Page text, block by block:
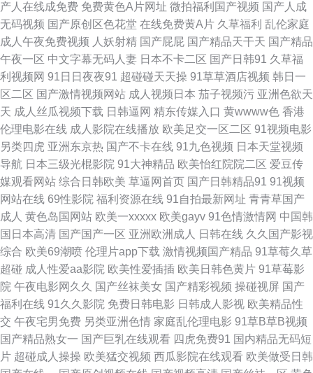
线看 91原创国产 在线视频第一页 天堂ab精 青青草视频 国产午夜在线视频
美欧AAA片 久久黄色视频网 国产精品草草草草 超碰在线国产日韩 ts人妖干
美女 91网站永久 91的美女视频真人版 亚洲欧美福利导航 亚洲精品一区瑟瑟
后入 色综合一本道 日韩福利社区 久久午夜伦理福利 久久di AV资源男人站
91激情 无码人妻1206 久久高潮 91网站推荐在线看 91视频网站免费视频 成
人性视频 97操电影院 91社国产在线看 91茄子水蜜桃 91cvom网站 性爱影音
91资源人妻超碰 91传媒网视频 91超碰在线人人操 日韩熟女合集久久 肏屄小
视频吧 亚洲色图欧美色图天美 婷婷五月天色婷 超碰亚洲日韩 91楼胸 日本在
线不卡一区 老司机私人影院 国产色在线色 超碰国产在线久草91 福利姬91福
利在线 久久国产天堂 国产精成人品 av网站网址在线免费 成人片在线看 97福
利导航 91福利导航青青草 无码不卡熟妇 欧美a在 日韩中文亚洲丝袜综合 日
产人在线成免费 免费黄色A片网址 微拍福利国产视频 国产人成
无码视频 国产原创区色花堂 在线免费黄A片 久草福利 乱伦家庭
成人午夜免费视频 人妖射精 国产屁屁 国产精品天干天 国产精品
午夜一区 中文字幕无码人妻 日本不卡二区 国产日韩91 久草福
利视频网 91日日夜夜91 超碰碰天天操 91草草酒店视频 韩日一
区二区 国产激情视频网站 成人视频日本 茄子视频污 亚洲色欲天
天 成人丝瓜视频下载 日韩逼网 精东传媒入口 黄wwww色 香港
伦理电影在线 成人影院在线播放 欧美足交一区二区 91视频电影
另类四虎 亚洲东京热 国产不卡在线 91九色视频 日本天堂视频
导航 日本三级光棍影院 91大神精品 欧美怡红院院二区 爱豆传
媒观看网站 综合日韩欧美 草逼网首页 国产日韩精品91 91视频
网站在线 69性影院 福利资源在线 91自拍最新网址 青青草国产
成人 黄色岛国网站 欧美一xxxxx 欧美gayv 91色情激情网 中国韩
国日本高清 国产国产一区 亚洲欧洲成人 日韩在线 久久国产影视
综合 欧美69潮喷 伦理片app下载 激情视频国产精品 91草莓久草
超碰 成人性爱aa影院 欧美性爱插插 欧美日韩色黄片 91草莓影
院 午夜电影网久久 国产丝袜美女 国产精彩视频 操碰视屏 国产
福利在线 91久久影院 免费日韩电影 日韩成人影视 欧美精品性
交 午夜宅男免费 另类亚洲色情 家庭乱伦理电影 91草B草B视频
国产精品熟女一 国产巨乳在线观看 四虎免费91 国内精品无码短
片 超碰成人操操 欧美猛交视频 西瓜影院在线观看 欧美做受日韩